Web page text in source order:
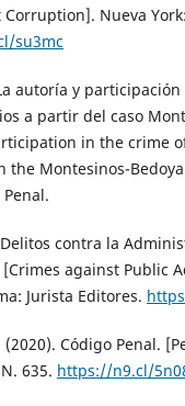
Nueva
su3mc
autoría y
a partir del caso
in the crime
the Montesinos-
contra la
[Crimes against Public
Jurista Editores.
Código Penal.
635. https://n9.cl/